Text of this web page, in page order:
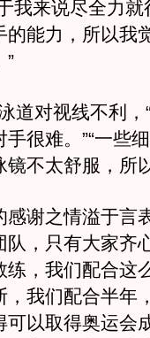
我来说尽全力
能力，所以我
”
对视线不利，
很难。”“一些
不太舒服，所
谢之情溢于言
，只有大家齐
，我们配合这
我们配合半年
以取得奥运会